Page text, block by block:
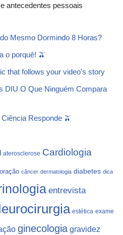
antecedentes pessoais
Mesmo Dormindo 8 Horas?
o porquê! 🫒
that follows your video's story
DIU O Que Ninguém Compara
Responde 🫒
aterosclerose Cardiologia
câncer dermatologia diabetes dica
entrevista
estética exame
ginecologia gravidez